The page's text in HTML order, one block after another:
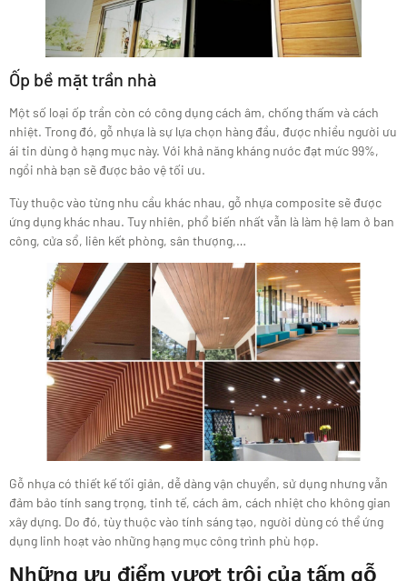
Ốp bề mặt trần nhà
Một số loại ốp trần còn có công dụng cách âm, chống thấm và cách
nhiệt. Trong đó, gỗ nhựa là sự lựa chọn hàng đầu, được nhiều người ưu
ái tin dùng ở hạng mục này. Với khả năng kháng nước đạt mức 99%,
ngồi nhà bạn sẽ được bảo vệ tối ưu.
Tùy thuộc vào từng nhu cầu khác nhau, gỗ nhựa composite sẽ được
ứng dụng khác nhau. Tuy nhiên, phổ biến nhất vẫn là làm hệ lam ở ban
công, cửa sổ, liên kết phòng, sân thượng,…
Gỗ nhựa có thiết kế tối giản, dễ dàng vận chuyển, sử dụng nhưng vẫn
đảm bảo tính sang trọng, tinh tế, cách âm, cách nhiệt cho không gian
xây dựng. Do đó, tùy thuộc vào tính sáng tạo, người dùng có thể ứng
dụng linh hoạt vào những hạng mục công trình phù hợp.
Những ưu điểm vượt trội của tấm gỗ